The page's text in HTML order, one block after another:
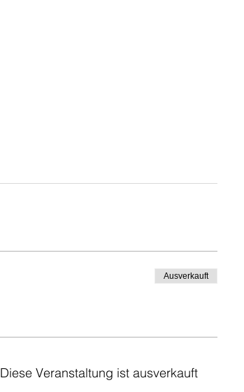
Ausverkauft
Diese Veranstaltung ist ausverkauft